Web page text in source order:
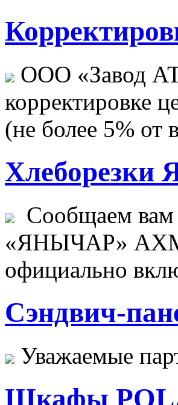
ООО «Завод
корректировке
(не более 5% от
Хлеборезки
Сообщаем вам
«ЯНЫЧАР»
официально
Сэндвич-
Уважаемые
Шкафы